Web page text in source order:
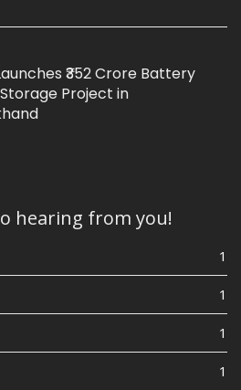
₹352 Crore Battery
Project in
hearing from you!
1
1
1
1